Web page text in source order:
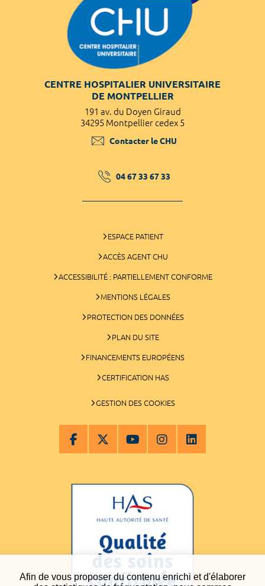
Afin de vous proposer du contenu enrichi et d'élaborer
CENTRE HOSPITALIER UNIVERSITAIRE
DE MONTPELLIER
191 av. du Doyen Giraud
34295 Montpellier cedex 5
Contacter le CHU
04 67 33 67 33
ESPACE PATIENT
ACCÈS AGENT CHU
ACCESSIBILITÉ : PARTIELLEMENT CONFORME
MENTIONS LÉGALES
PROTECTION DES DONNÉES
PLAN DU SITE
FINANCEMENTS EUROPÉENS
CERTIFICATION HAS
GESTION DES COOKIES